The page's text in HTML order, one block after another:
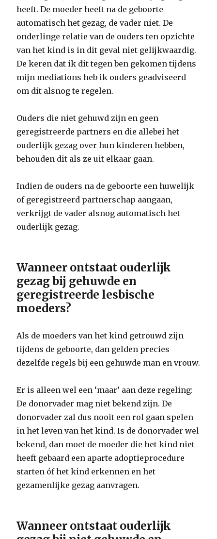
heeft. De moeder heeft na de geboorte
automatisch het gezag, de vader niet. De
onderlinge relatie van de ouders ten opzichte
van het kind is in dit geval niet gelijkwaardig.
De keren dat ik dit tegen ben gekomen tijdens
mijn mediations heb ik ouders geadviseerd
om dit alsnog te regelen.
Ouders die niet gehuwd zijn en geen
geregistreerde partners en die allebei het
ouderlijk gezag over hun kinderen hebben,
behouden dit als ze uit elkaar gaan.
Indien de ouders na de geboorte een huwelijk
of geregistreerd partnerschap aangaan,
verkrijgt de vader alsnog automatisch het
ouderlijk gezag.
Wanneer ontstaat ouderlijk
gezag bij gehuwde en
geregistreerde lesbische
moeders?
Als de moeders van het kind getrouwd zijn
tijdens de geboorte, dan gelden precies
dezelfde regels bij een gehuwde man en vrouw.
Er is alleen wel een ‘maar’ aan deze regeling:
De donorvader mag niet bekend zijn. De
donorvader zal dus nooit een rol gaan spelen
in het leven van het kind. Is de donorvader wel
bekend, dan moet de moeder die het kind niet
heeft gebaard een aparte adoptieprocedure
starten óf het kind erkennen en het
gezamenlijke gezag aanvragen.
Wanneer ontstaat ouderlijk